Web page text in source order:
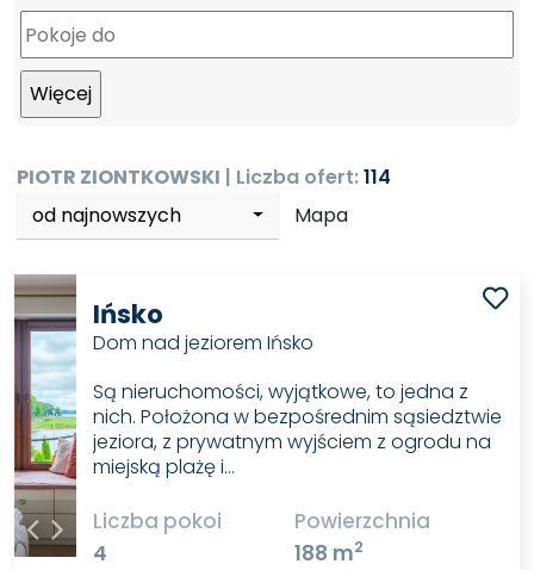
PIOTR ZIONTKOWSKI | Liczba ofert:114
od najnowszych
Mapa
Ińsko
Dom nad jeziorem Ińsko
Są nieruchomości, wyjątkowe, to jedna z
nich. Położona w bezpośrednim sąsiedztwie
jeziora, z prywatnym wyjściem z ogrodu na
miejską plażę i…
Liczba pokoi
4
Powierzchnia
188 m2